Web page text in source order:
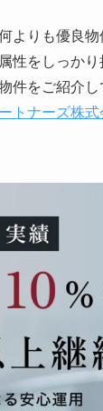
よりも優良
性をしっか
件をご紹介
トナーズ株式